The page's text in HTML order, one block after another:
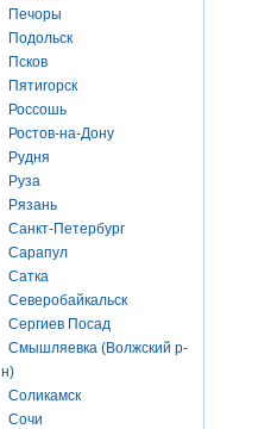
Печоры
Подольск
Псков
Пятигорск
Россошь
Ростов-на-Дону
Рудня
Руза
Рязань
Санкт-Петербург
Сарапул
Сатка
Северобайкальск
Сергиев Посад
Смышляевка (Волжский р-
н)
Соликамск
Сочи